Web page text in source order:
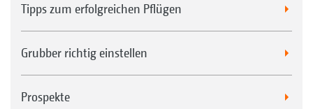
Tipps zum erfolgreichen Pflügen
Grubber richtig einstellen
Prospekte